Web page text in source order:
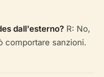
dall'esterno? R: No,
comportare sanzioni.